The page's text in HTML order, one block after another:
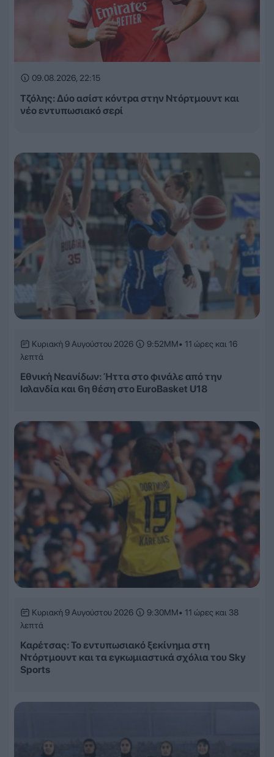
09.08.2026, 22:15
Τζόλης: Δύο ασίστ κόντρα στην Ντόρτμουντ και
νέο εντυπωσιακό σερί
Κυριακή 9 Αυγούστου 2026 9:52ΜΜ• 11 ώρες και 16
λεπτά
Εθνική Νεανίδων: Ήττα στο φινάλε από την
Ισλανδία και 6η θέση στο EuroBasket U18
Κυριακή 9 Αυγούστου 2026 9:30ΜΜ• 11 ώρες και 38
λεπτά
Καρέτσας: Το εντυπωσιακό ξεκίνημα στη
Ντόρτμουντ και τα εγκωμιαστικά σχόλια του Sky
Sports